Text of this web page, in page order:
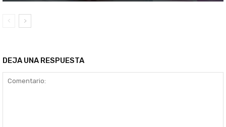
DEJA UNA RESPUESTA